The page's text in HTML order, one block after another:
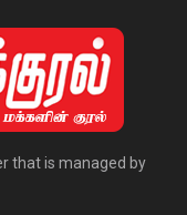
that is managed by